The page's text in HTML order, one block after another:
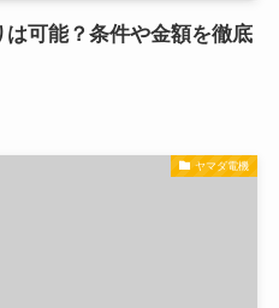
可能？条件や金額を徹底
ヤマダ電機